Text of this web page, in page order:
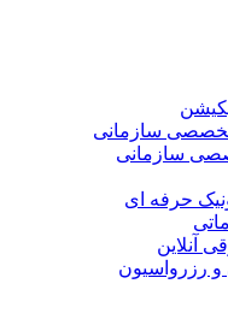
سازمانی
سازمانی
حرفه ای
آنلاین
و رزرواسیون